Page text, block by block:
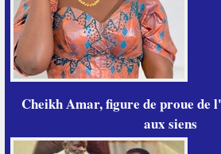
Cheikh Amar, figure de proue de
aux siens